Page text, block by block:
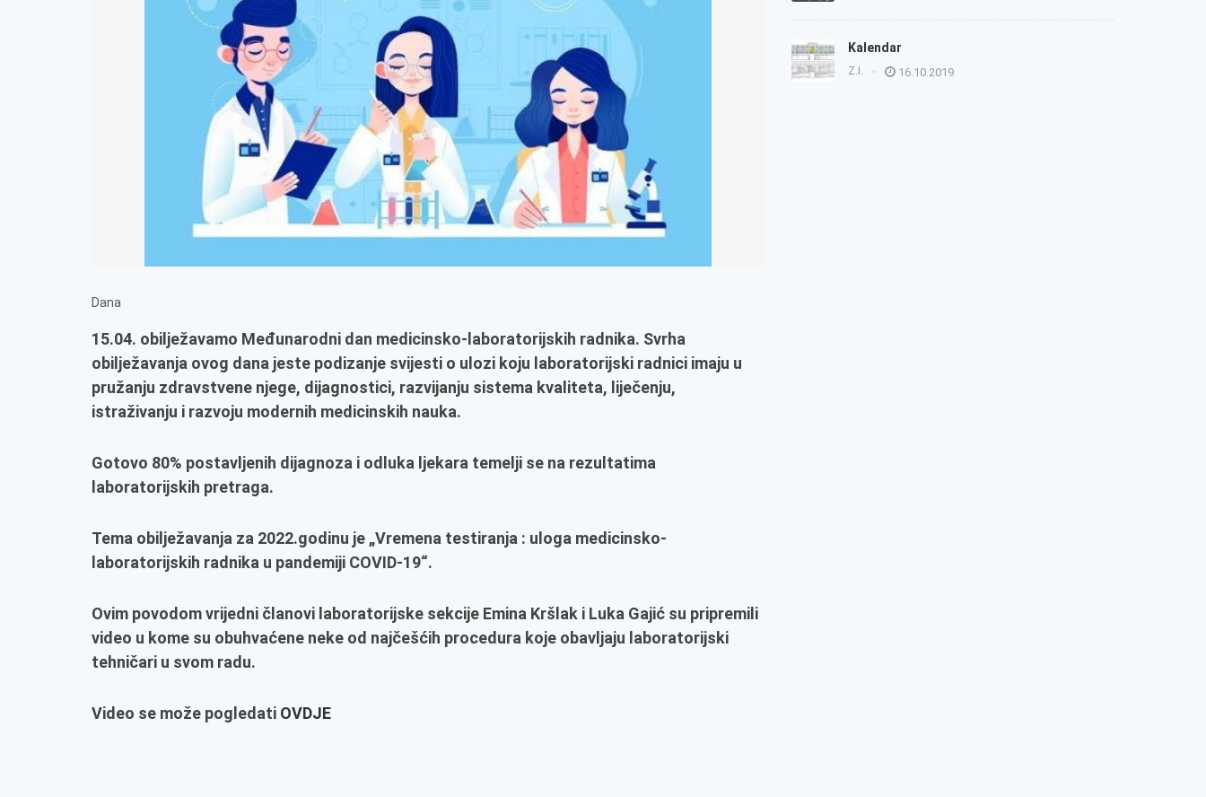
Dana
15.04. obilježavamo Međunarodni dan medicinsko-laboratorijskih radnika. Svrha
obilježavanja ovog dana jeste podizanje svijesti o ulozi koju laboratorijski radnici imaju u
pružanju zdravstvene njege, dijagnostici, razvijanju sistema kvaliteta, liječenju,
istraživanju i razvoju modernih medicinskih nauka.
Gotovo 80% postavljenih dijagnoza i odluka ljekara temelji se na rezultatima
laboratorijskih pretraga.
Tema obilježavanja za 2022.godinu je „Vremena testiranja : uloga medicinsko-
laboratorijskih radnika u pandemiji COVID-19“.
Ovim povodom vrijedni članovi laboratorijske sekcije Emina Kršlak i Luka Gajić su pripremili
video u kome su obuhvaćene neke od najčešćih procedura koje obavljaju laboratorijski
tehničari u svom radu.
Video se može pogledati OVDJE
Kalendar
Z.I. 16.10.2019